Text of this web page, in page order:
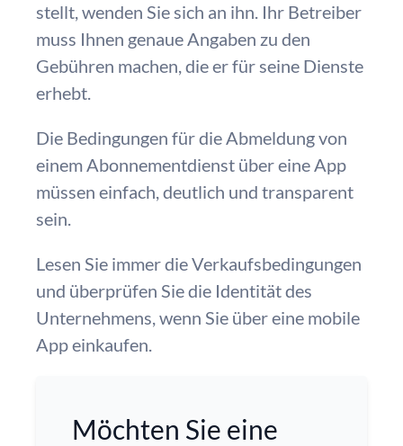
stellt, wenden Sie sich an ihn. Ihr Betreiber
muss Ihnen genaue Angaben zu den
Gebühren machen, die er für seine Dienste
erhebt.
Die Bedingungen für die Abmeldung von
einem Abonnementdienst über eine App
müssen einfach, deutlich und transparent
sein.
Lesen Sie immer die Verkaufsbedingungen
und überprüfen Sie die Identität des
Unternehmens, wenn Sie über eine mobile
App einkaufen.
Möchten Sie eine